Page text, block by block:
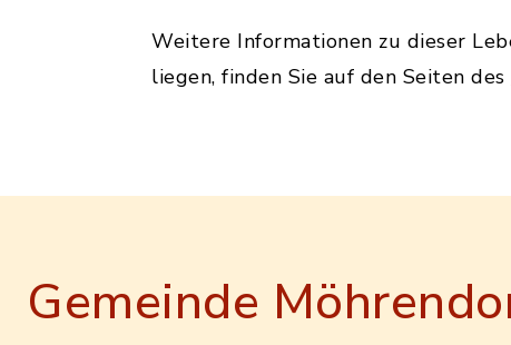
Weitere Informationen zu dieser
liegen, finden Sie auf den Seiten des
Gemeinde